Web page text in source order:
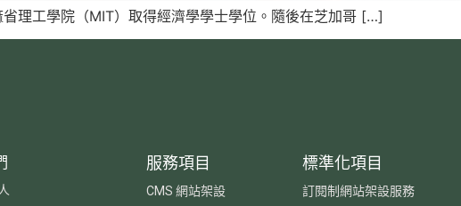
理工學院（MIT）取得經濟學學士學位。隨後在芝加哥 […]
服務項目
CMS 網站架設
標準化項目
訂閱制網站架設服務